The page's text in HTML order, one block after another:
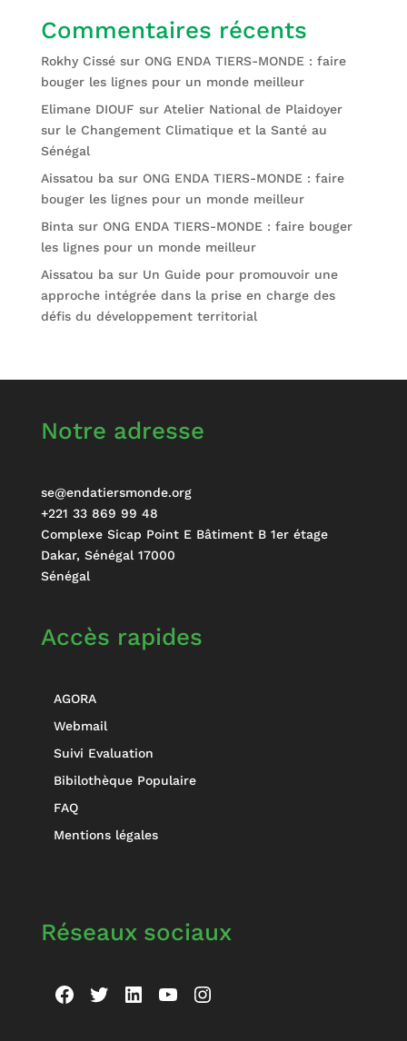
Commentaires récents
Rokhy Cissésur ONG ENDA TIERS-MONDE : faire
bouger les lignes pour un monde meilleur
Elimane DIOUF sur Atelier National de Plaidoyer
sur le Changement Climatique et la Santé au
Sénégal
Aissatou basur ONG ENDA TIERS-MONDE : faire
bouger les lignes pour un monde meilleur
Bintasur ONG ENDA TIERS-MONDE : faire bouger
les lignes pour un monde meilleur
Aissatou basur Un Guide pour promouvoir une
approche intégrée dans la prise en charge des
défis du développement territorial
Notre adresse
se@endatiersmonde.org
+221 33 869 99 48
Complexe Sicap Point E Bâtiment B 1er étage
Dakar, Sénégal 17000
Sénégal
Accès rapides
AGORA
Webmail
Suivi Evaluation
Bibilothèque Populaire
FAQ
Mentions légales
Réseaux sociaux
Facebook
Twitter
LinkedIn
YouTubeInstagram